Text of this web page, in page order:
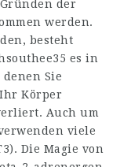
der
werden.
besteht
es in
Sie
Körper
Auch um
viele
Die Magie von